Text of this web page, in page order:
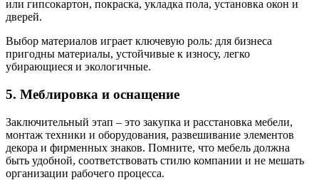
или гипсокартон, покраска, укладка пола, установка окон и
дверей.
Выбор материалов играет ключевую роль: для бизнеса
пригодны материалы, устойчивые к износу, легко
убирающиеся и экологичные.
5. Меблировка и оснащение
Заключительный этап – это закупка и расстановка мебели,
монтаж техники и оборудования, развешивание элементов
декора и фирменных знаков. Помните, что мебель должна
быть удобной, соответствовать стилю компании и не мешать
организации рабочего процесса.